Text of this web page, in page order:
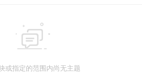

或指定的范围内尚无主题